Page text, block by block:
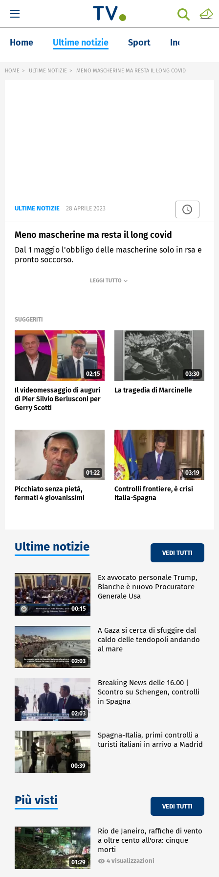
Home Ultime notizie Sport Inchieste
HOME ULTIME NOTIZIE MENO MASCHERINE MA RESTA IL LONG COVID
ULTIME NOTIZIE 28 APRILE 2023
Meno mascherine ma resta il long covid
Dal 1 maggio l'obbligo delle mascherine solo in rsa e
pronto soccorso.
SUGGERITI
02:15
Il videomessaggio di auguri
di Pier Silvio Berlusconi per
Gerry Scotti
03:30
La tragedia di Marcinelle
01:22
Picchiato senza pietà,
fermati 4 giovanissimi
03:19
Controlli frontiere, è crisi
Italia-Spagna
Ultime notizie VEDI TUTTI
00:15
Ex avvocato personale Trump,
Blanche è nuovo Procuratore
Generale Usa
02:03
A Gaza si cerca di sfuggire dal
caldo delle tendopoli andando
al mare
02:03
Breaking News delle 16.00 |
Scontro su Schengen, controlli
in Spagna
00:39
Spagna-Italia, primi controlli a
turisti italiani in arrivo a Madrid
Più visti VEDI TUTTI
01:29
Rio de Janeiro, raffiche di vento
a oltre cento all'ora: cinque
morti
4 visualizzazioni